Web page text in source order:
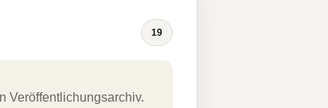
19
Veröffentlichungsarchiv.